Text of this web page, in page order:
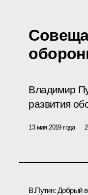
Владимир
развития
13 мая 2019 года
В.Путин: Добрый